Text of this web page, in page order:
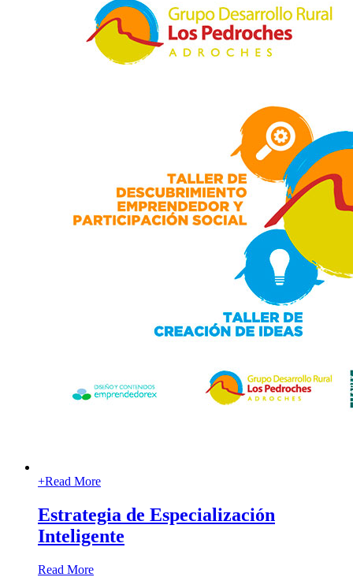
+Read More
Estrategia de Especialización
Inteligente
Read More